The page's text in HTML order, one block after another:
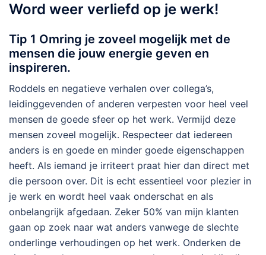
Word weer verliefd op je werk!
Tip 1 Omring je zoveel mogelijk met de
mensen die jouw energie geven en
inspireren.
Roddels en negatieve verhalen over collega’s,
leidinggevenden of anderen verpesten voor heel veel
mensen de goede sfeer op het werk. Vermijd deze
mensen zoveel mogelijk. Respecteer dat iedereen
anders is en goede en minder goede eigenschappen
heeft. Als iemand je irriteert praat hier dan direct met
die persoon over. Dit is echt essentieel voor plezier in
je werk en wordt heel vaak onderschat en als
onbelangrijk afgedaan. Zeker 50% van mijn klanten
gaan op zoek naar wat anders vanwege de slechte
onderlinge verhoudingen op het werk. Onderken de